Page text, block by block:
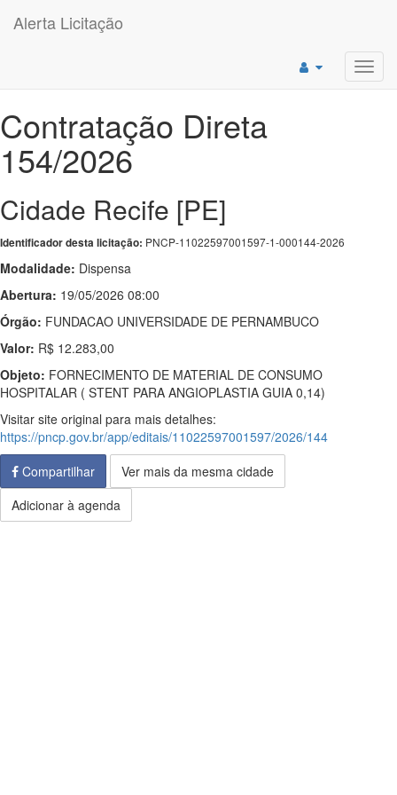
Alerta Licitação
Contratação Direta
154/2026
Cidade Recife [PE]
Identificador desta licitação: PNCP-11022597001597-1-000144-2026
Modalidade: Dispensa
Abertura: 19/05/2026 08:00
Órgão: FUNDACAO UNIVERSIDADE DE PERNAMBUCO
Valor: R$ 12.283,00
Objeto: FORNECIMENTO DE MATERIAL DE CONSUMO
HOSPITALAR ( STENT PARA ANGIOPLASTIA GUIA 0,14)
Visitar site original para mais detalhes:
https://pncp.gov.br/app/editais/11022597001597/2026/144
Compartilhar
Ver mais da mesma cidade
Adicionar à agenda